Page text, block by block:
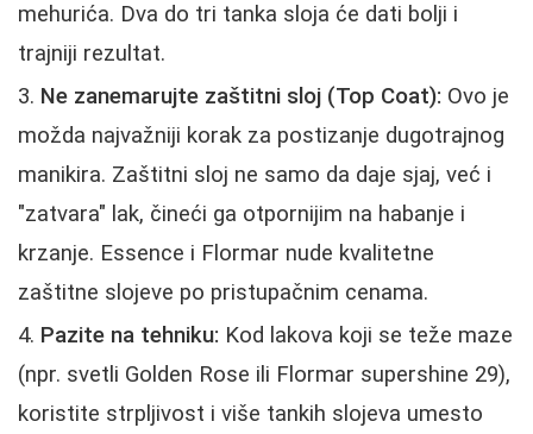
mehurića. Dva do tri tanka sloja će dati bolji i
trajniji rezultat.
Ne zanemarujte zaštitni sloj (Top Coat): Ovo je
možda najvažniji korak za postizanje dugotrajnog
manikira. Zaštitni sloj ne samo da daje sjaj, već i
"zatvara" lak, čineći ga otpornijim na habanje i
krzanje. Essence i Flormar nude kvalitetne
zaštitne slojeve po pristupačnim cenama.
Pazite na tehniku: Kod lakova koji se teže maze
(npr. svetli Golden Rose ili Flormar supershine 29),
koristite strpljivost i više tankih slojeva umesto